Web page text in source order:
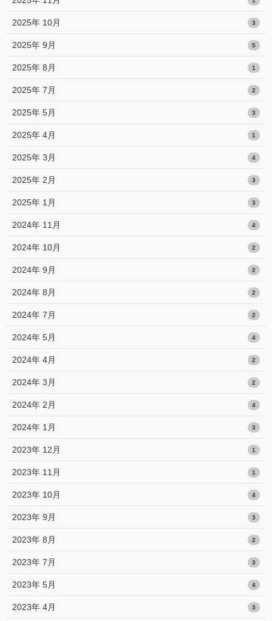
2025年 10月 3
2025年 9月 5
2025年 8月 1
2025年 7月 2
2025年 5月 3
2025年 4月 1
2025年 3月 4
2025年 2月 3
2025年 1月 3
2024年 11月 4
2024年 10月 2
2024年 9月 2
2024年 8月 2
2024年 7月 2
2024年 5月 4
2024年 4月 2
2024年 3月 2
2024年 2月 4
2024年 1月 3
2023年 12月 1
2023年 11月 1
2023年 10月 4
2023年 9月 3
2023年 8月 2
2023年 7月 3
2023年 5月 4
2023年 4月 3